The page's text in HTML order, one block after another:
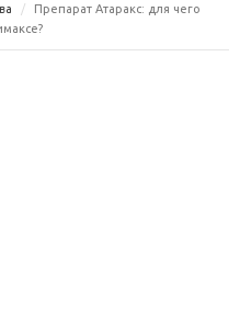
Препарат Атаракс: для чего